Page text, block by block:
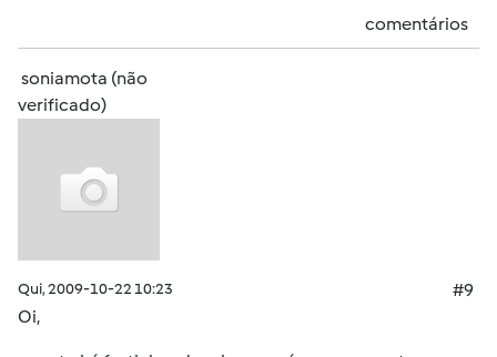
comentários
soniamota (não
verificado)
Qui, 2009-10-22 10:23
#9
Oi,